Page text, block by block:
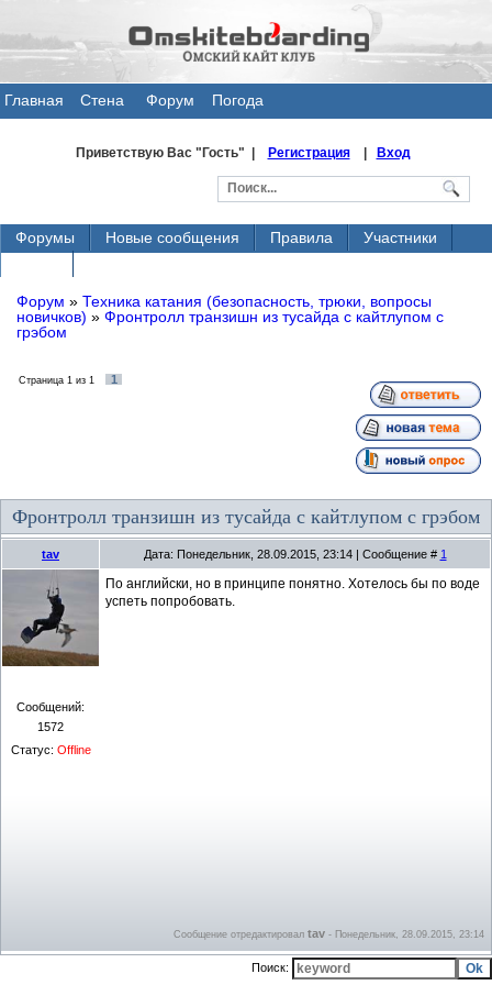
Главная
Стена
Форум Погода
Приветствую Вас"Гость" | Регистрация| Вход
Форумы Новые сообщения Правила
Участники
Форум » Техника катания (безопасность, трюки, вопросы
новичков) » Фронтролл транзишн из тусайда с кайтлупом с
грэбом
Страница 1 из 1 1
Фронтролл транзишн из тусайда с кайтлупом с грэбом
tav Дата: Понедельник, 28.09.2015, 23:14 | Сообщение # 1
Сообщений:
1572
Статус: Offline
По английски, но в принципе понятно. Хотелось бы по воде
успеть попробовать.
Сообщение отредактировал tav - Понедельник, 28.09.2015, 23:14
Поиск: